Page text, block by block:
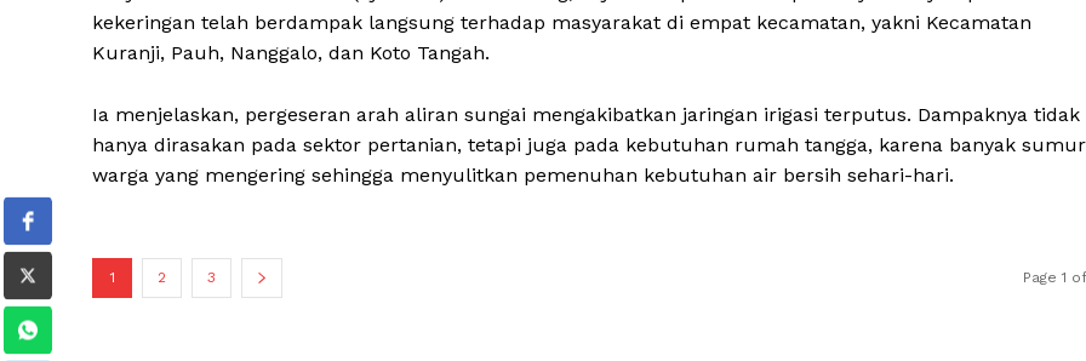
kekeringan telah berdampak langsung terhadap masyarakat di empat kecamatan, yakni Kecamatan
Kuranji, Pauh, Nanggalo, dan Koto Tangah.
Ia menjelaskan, pergeseran arah aliran sungai mengakibatkan jaringan irigasi terputus. Dampaknya tidak
hanya dirasakan pada sektor pertanian, tetapi juga pada kebutuhan rumah tangga, karena banyak sumur
warga yang mengering sehingga menyulitkan pemenuhan kebutuhan air bersih sehari-hari.
1 2 3 Page 1